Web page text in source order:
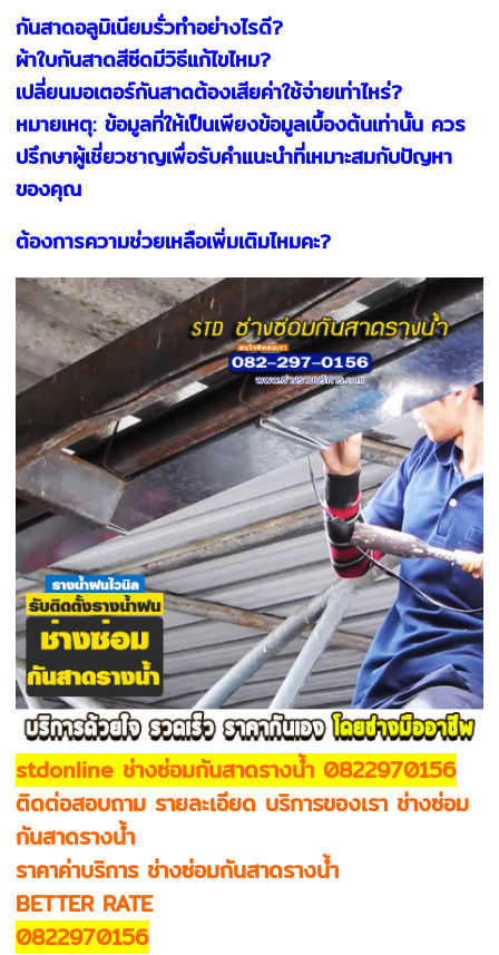
กันสาดอลูมิเนียมรั่วทำอย่างไรดี?
ผ้าใบกันสาดสีซีดมีวิธีแก้ไขไหม?
เปลี่ยนมอเตอร์กันสาดต้องเสียค่าใช้จ่ายเท่าไหร่?
หมายเหตุ: ข้อมูลที่ให้เป็นเพียงข้อมูลเบื้องต้นเท่านั้น ควร
ปรึกษาผู้เชี่ยวชาญเพื่อรับคำแนะนำที่เหมาะสมกับปัญหา
ของคุณ
ต้องการความช่วยเหลือเพิ่มเติมไหมคะ?
stdonline ช่างซ่อมกันสาดรางน้ำ 0822970156
ติดต่อสอบถาม รายละเอียด บริการของเรา ช่างซ่อม
กันสาดรางน้ำ
ราคาค่าบริการ ช่างซ่อมกันสาดรางน้ำ
BETTER RATE
0822970156